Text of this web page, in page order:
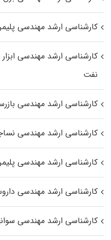
کارشناسی ارشد مهندسی
کارشناسی ارشد مهندسی
نفت
کارشناسی ارشد مهندسی
کارشناسی ارشد مهندسی
کارشناسی ارشد مهندسی
کارشناسی ارشد مهندسی
کارشناسی ارشد مهندسی